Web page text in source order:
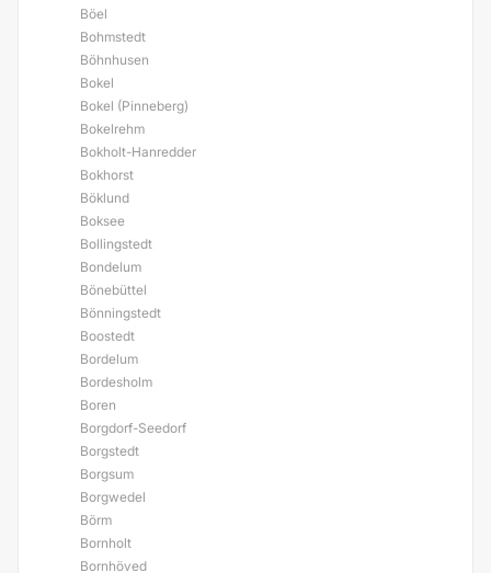
Böel
Bohmstedt
Böhnhusen
Bokel
Bokel (Pinneberg)
Bokelrehm
Bokholt-Hanredder
Bokhorst
Böklund
Boksee
Bollingstedt
Bondelum
Bönebüttel
Bönningstedt
Boostedt
Bordelum
Bordesholm
Boren
Borgdorf-Seedorf
Borgstedt
Borgsum
Borgwedel
Börm
Bornholt
Bornhöved